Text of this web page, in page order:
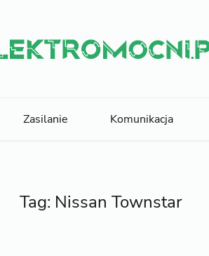
Zasilanie Komunikacja
Tag: Nissan Townstar